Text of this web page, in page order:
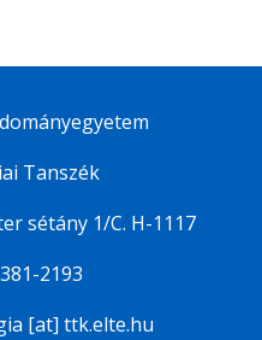
Tanszék
sétány 1/C. H-1117
2193
[at] ttk.elte.hu